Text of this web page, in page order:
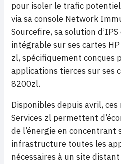
pour isoler le trafic
via sa console Network
Sourcefire, sa solution
intégrable sur ses cartes
zl, spécifiquement conçues
applications tierces sur ses
8200zl.
Disponibles depuis avril,
Services zl permettent
de l’énergie en concentrant
infrastructure toutes les
nécessaires à un site